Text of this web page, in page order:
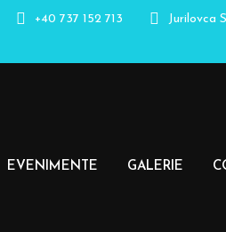
+40 737 152 713 Jurilovca
EVENIMENTE GALERIE